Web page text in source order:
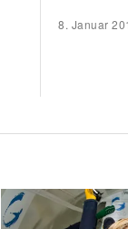
8. Januar